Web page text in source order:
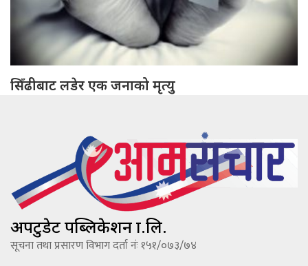
सिँढीबाट लडेर एक जनाको मृत्यु
अपटुडेट पब्लिकेशन प्रा.लि.
सूचना तथा प्रसारण विभाग दर्ता नंः १५१/०७३/७४